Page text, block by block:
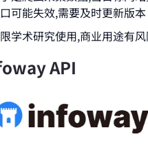
可能失效,需要及时更新版本
学术研究使用,商业用途有
API